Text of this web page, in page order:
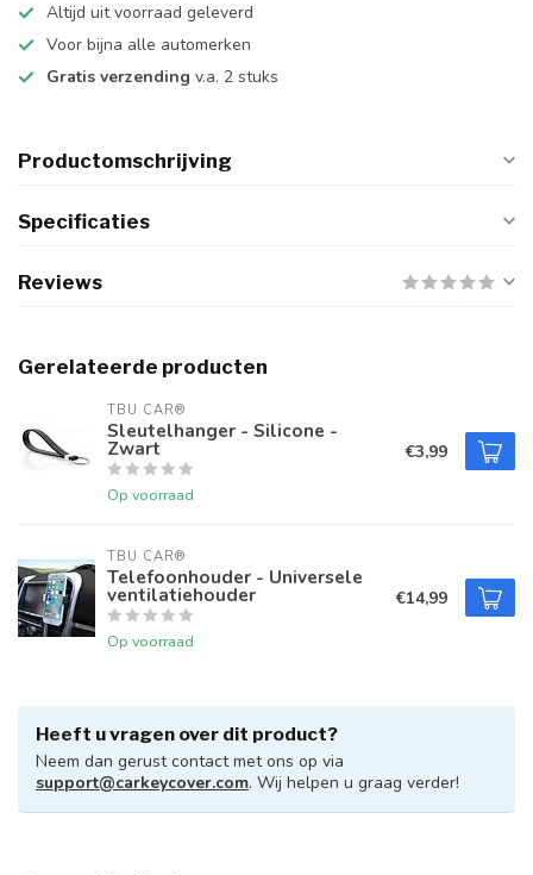
Altijd uit voorraad geleverd
Voor bijna alle automerken
Gratis verzending v.a. 2 stuks
Productomschrijving
Specificaties
Reviews
Gerelateerde producten
TBU CAR®
Sleutelhanger - Silicone -
Zwart
Op voorraad
€3,99
TBU CAR®
Telefoonhouder - Universele
ventilatiehouder
Op voorraad
€14,99
Heeft u vragen over dit product?
Neem dan gerust contact met ons op via
support@carkeycover.com. Wij helpen u graag verder!